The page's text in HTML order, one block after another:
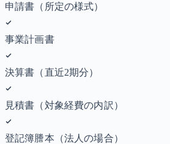
申請書（所定の様式）
事業計画書
決算書（直近2期分）
見積書（対象経費の内訳）
登記簿謄本（法人の場合）